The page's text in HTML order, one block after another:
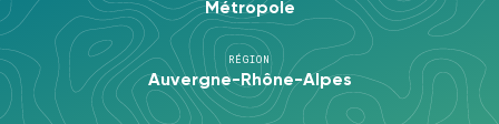
Métropole
RÉGION
Auvergne-Rhône-Alpes